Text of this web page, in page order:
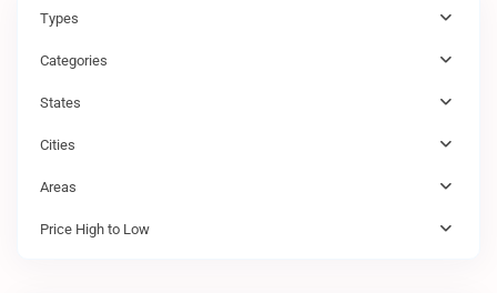
Types
Categories
States
Cities
Areas
Price High to Low